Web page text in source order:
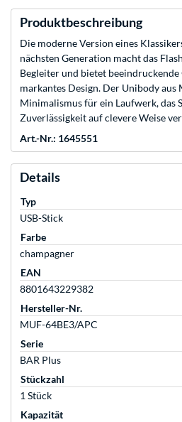
Produktbeschreibung
Die moderne Version eines
nächsten Generation macht das
Begleiter und bietet
markantes Design. Der Unibody
Minimalismus für ein Laufwerk, das
Zuverlässigkeit auf clevere Weise
Art.-Nr.: 1645551
Details
Typ
USB-Stick
Farbe
champagner
EAN
8801643229382
Hersteller-Nr.
MUF-64BE3/APC
Serie
BAR Plus
Stückzahl
1 Stück
Kapazität